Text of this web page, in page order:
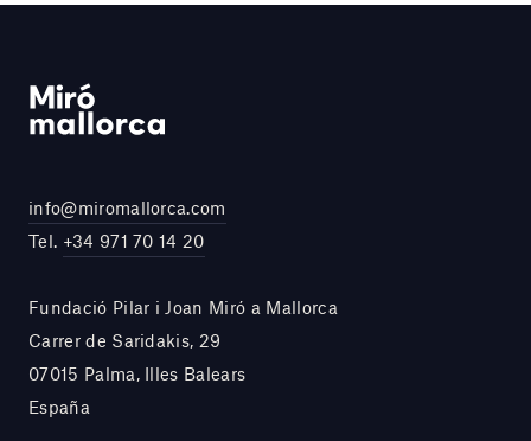
info@miromallorca.com
Tel. +34 971 70 14 20
Fundació Pilar i Joan Miró a Mallorca
Carrer de Saridakis, 29
07015 Palma, Illes Balears
España